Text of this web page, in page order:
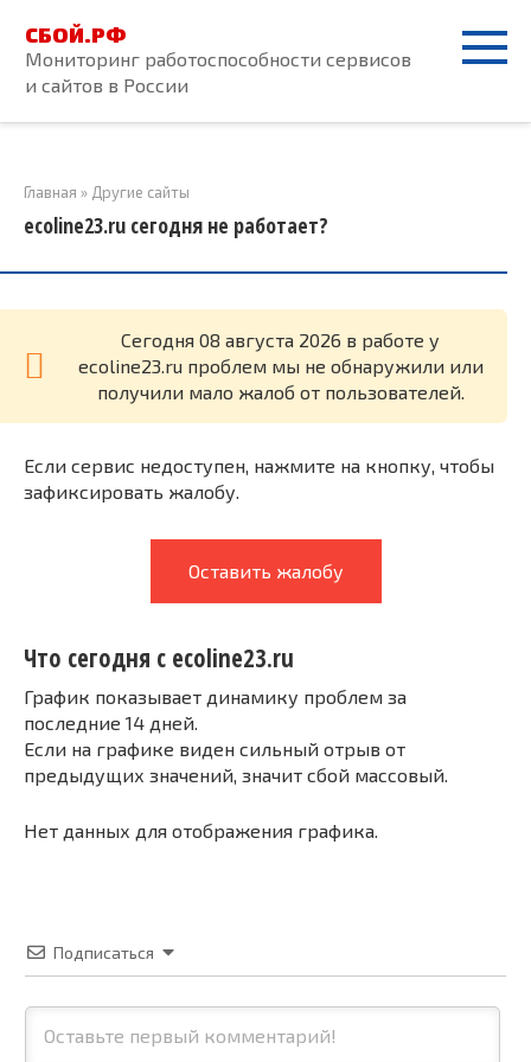
контенту
СБОЙ.РФ
Мониторинг работоспособности сервисов
и сайтов в России
Главная » Другие сайты
ecoline23.ru сегодня не работает?
Cегодня 08 августа 2026 в работе у
ecoline23.ru проблем мы не обнаружили или
получили мало жалоб от пользователей.
Если сервис недоступен, нажмите на кнопку, чтобы
зафиксировать жалобу.
Оставить жалобу
Что сегодня с ecoline23.ru
График показывает динамику проблем за
последние 14 дней.
Если на графике виден сильный отрыв от
предыдущих значений, значит сбой массовый.
Нет данных для отображения графика.
Подписаться